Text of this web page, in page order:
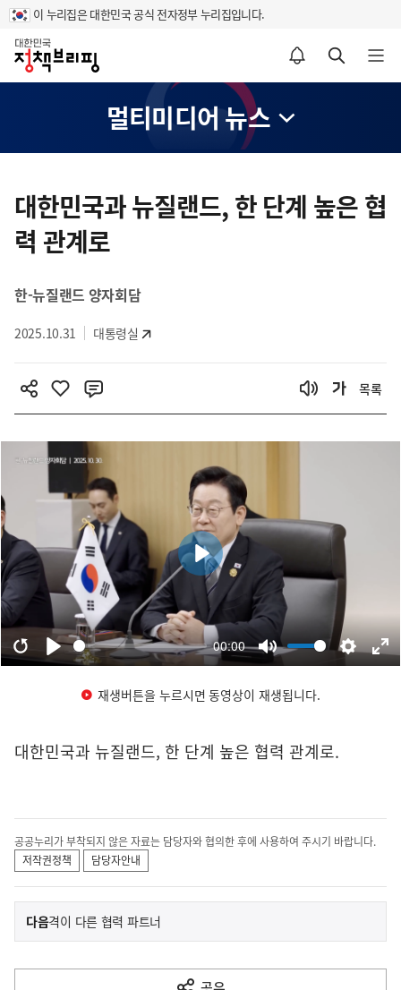
이 누리집은 대한민국 공식 전자정부 누리집입니다.
홈
알림설정 바로가기 검색 바로가기 메뉴 열기
멀티미디어 뉴스
텐
츠
영
대한민국과 뉴질랜드, 한 단계 높은 협
력 관계로
한-뉴질랜드 양자회담
2025.10.31 대통령실
목록
재생버튼을 누르시면 동영상이 재생됩니다.
대한민국과 뉴질랜드, 한 단계 높은 협력 관계로.
공공누리가 부착되지 않은 자료는 담당자와 협의한 후에 사용하여 주시기 바랍니다.
저작권정책
담당자안내
이
전
다
다음기
사
격이 다른 협력 파트너